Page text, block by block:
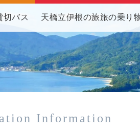
切バス 天橋立伊根の旅旅の乗り
Information